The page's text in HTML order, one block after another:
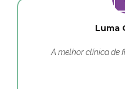
Luma
A melhor clínica de